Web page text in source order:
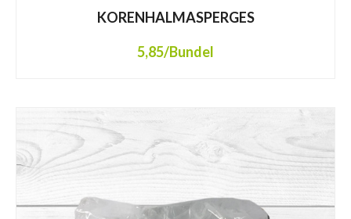
KORENHALMASPERGES
5,85/Bundel